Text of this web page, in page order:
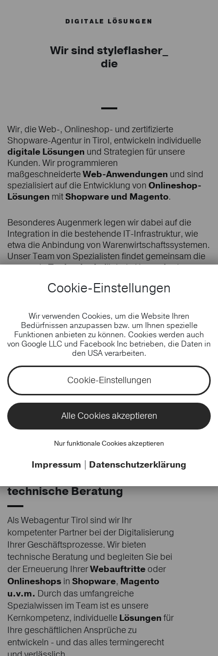
DIGITALE LÖSUNGEN
Wir sind styleflasher_
die Shopwar
Wir, die Web-, Onlineshop- und zertifizierte
Shopware-Agentur in Tirol, entwickeln individuelle
digitale Lösungen und Strategien für unsere
Kunden. Wir programmieren
maßgeschneiderteWeb-Anwendungen und sind
spezialisiert auf die Entwicklung von Onlineshop-
Lösungen mitShopware und Magento.
Besonderes Augenmerk legen wir dabei auf die
Integration in die bestehende IT-Infrastruktur, wie
etwa die Anbindung von Warenwirtschaftssystemen.
Unser Team von Spezialisten findet gemeinsam die
passendeTechnologiefür jede Herausforderung.
Und was können wir für Sie tun?
technische Beratung
Als Webagentur Tirol sind wir Ihr
kompetenter Partner bei der Digitalisierung
Ihrer Geschäftsprozesse. Wir bieten
technische Beratung und begleiten Sie bei
der Erneuerung IhrerWebauftritte oder
Onlineshops in Shopware, Magento
u.v.m. Durch das umfangreiche
Spezialwissen im Team ist es unsere
Kernkompetenz, individuelle Lösungen für
Ihre geschäftlichen Ansprüche zu
entwickeln - und das alles termingerecht
Cookie-Einstellungen
Wir verwenden Cookies, um die Website Ihren
Bedürfnissen anzupassen bzw. um Ihnen spezielle
Funktionen anbieten zu können. Cookies werden auch
von Google LLC und Facebook Inc betrieben, die Daten in
den USA verarbeiten.
Cookie-Einstellungen
Alle Cookies akzeptieren
Nur funktionale Cookies akzeptieren
Impressum Datenschutzerklärung